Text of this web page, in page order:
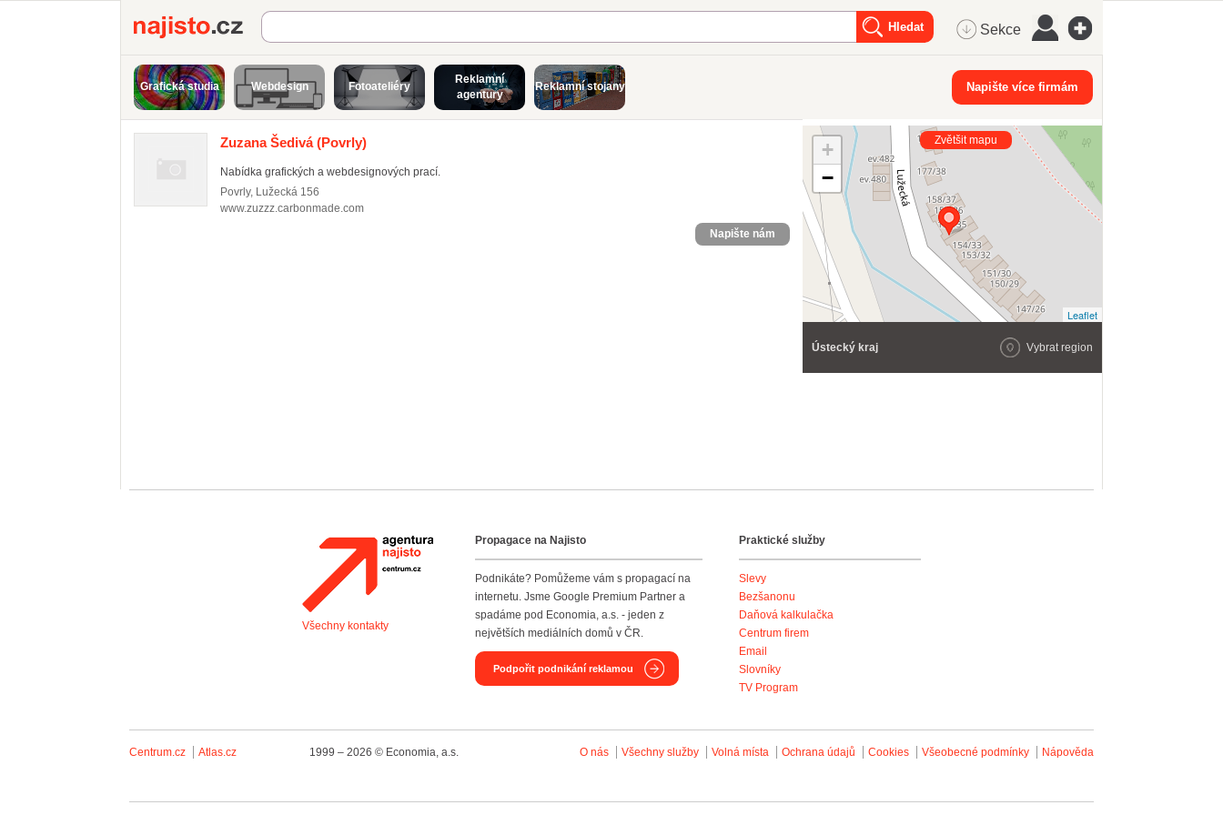
Najisto.cz Sekce
Grafická studia Webdesign Fotoateliéry
Reklamní
agentury
Reklamní stojany Napište více firmám
Zuzana Šedivá(Povrly)
Nabídka grafických a webdesignových prací.
Povrly, Lužecká 156
www.zuzzz.carbonmade.com
Napište nám
+
−
Leaflet
Zvětšit mapu
Ústecký kraj Vybrat region
Agentura Najisto
Všechny kontakty
Propagace na Najisto
Podnikáte? Pomůžeme vám s propagací na
internetu. Jsme Google Premium Partner a
spadáme pod Economia, a.s. - jeden z
největších mediálních domů v ČR.
Podpořit podnikání reklamou
Praktické služby
Slevy
Bezšanonu
Daňová kalkulačka
Centrum firem
Email
Slovníky
TV Program
Centrum.cz Atlas.cz 1999 – 2026 © Economia, a.s. O nás Všechny služby Volná místa Ochrana údajů Cookies Všeobecné podmínky Nápověda